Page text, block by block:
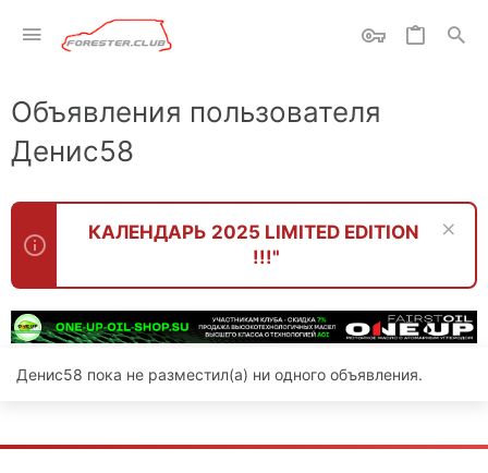
Объявления пользователя
Денис58
КАЛЕНДАРЬ 2025 LIMITED EDITION
!!!"
Денис58 пока не разместил(а) ни одного объявления.